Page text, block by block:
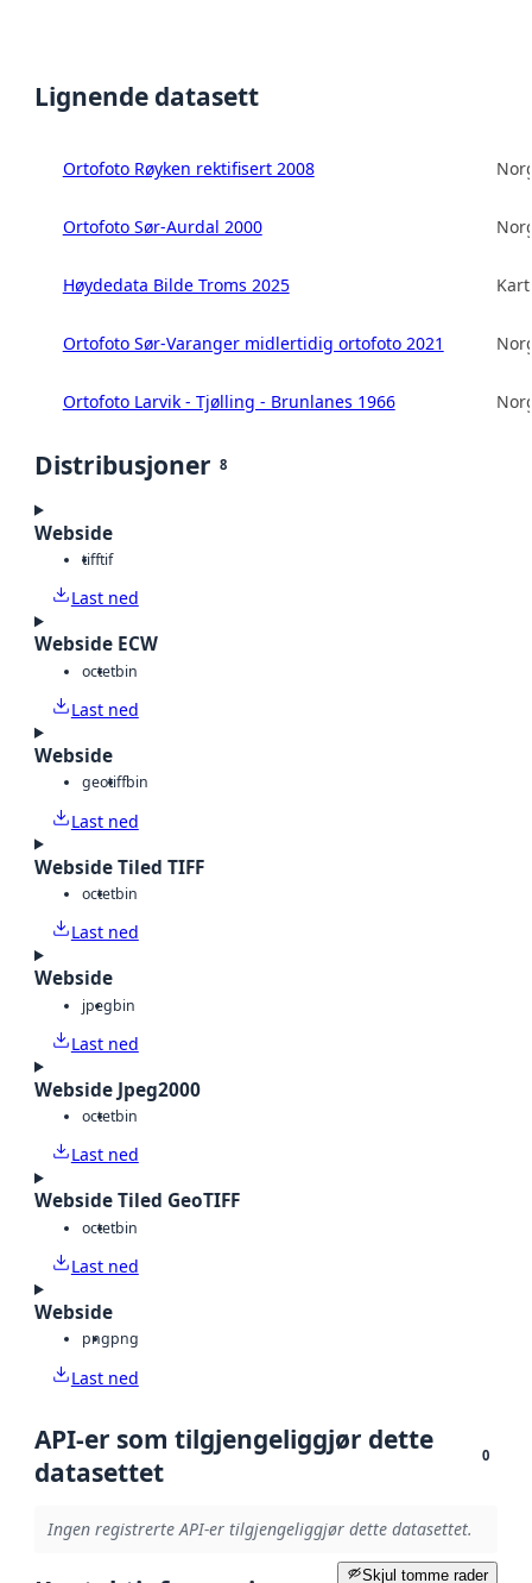
Lignende datasett
Ortofoto Røyken rektifisert 2008
Ortofoto Sør-Aurdal 2000
Høydedata Bilde Troms 2025
Ortofoto Sør-Varanger midlertidig ortofoto 2021
Ortofoto Larvik - Tjølling - Brunlanes 1966
Distribusjoner 8
Webside
tifftif
Last ned
Webside ECW
octetbin
Last ned
Webside
geotiffbin
Last ned
Webside Tiled TIFF
octetbin
Last ned
Webside
jpegbin
Last ned
Webside Jpeg2000
octetbin
Last ned
Webside Tiled GeoTIFF
octetbin
Last ned
Webside
pngpng
Last ned
API-er som tilgjengeliggjør dette
datasettet
0
Ingen registrerte API-er tilgjengeliggjør dette datasettet.
Skjul tomme rader